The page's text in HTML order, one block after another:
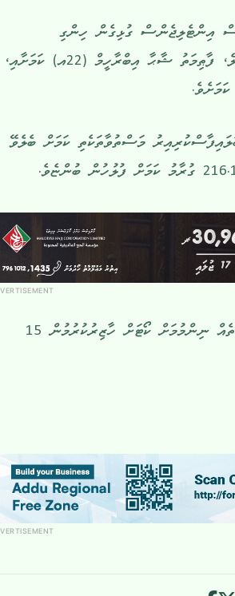
އިންޓެލިޖެންސް ގުޅިގެން ހިންގި
އޮޕަރޭޝަންގައި ހައްޔަރުކޮށްފައި ވަނީ ގ. ނާޝިދުވިލާ / މާލެ، ފާޠިމަތު ޝާޙާ އިބްރާހީމް (22އ) ކަމަށާއި،
މަސްތުވާތަކެތި ކަމަށް ބެލެވޭ
ފުލުހުން ބުނީ މި މައްސަލައާ ގުޅިގެން އޭނާގެ ބަންދާމެދު ގޮތެއް ނިންމުމަށް ކޯޓަށް ހާޒިރުކުރުމުން 15